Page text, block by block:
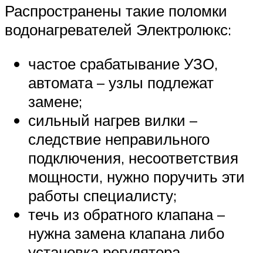
Распространены такие поломки
водонагревателей Электролюкс:
частое срабатывание УЗО,
автомата – узлы подлежат
замене;
сильный нагрев вилки –
следствие неправильного
подключения, несоответствия
мощности, нужно поручить эти
работы специалисту;
течь из обратного клапана –
нужна замена клапана либо